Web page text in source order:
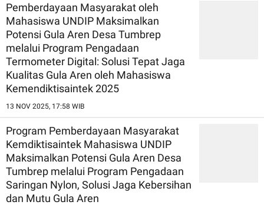
Pemberdayaan Masyarakat oleh
Mahasiswa UNDIP Maksimalkan
Potensi Gula Aren Desa Tumbrep
melalui Program Pengadaan
Termometer Digital: Solusi Tepat Jaga
Kualitas Gula Aren oleh Mahasiswa
Kemendiktisaintek 2025
13 NOV 2025, 17:58 WIB
Program Pemberdayaan Masyarakat
Kemdiktisaintek Mahasiswa UNDIP
Maksimalkan Potensi Gula Aren Desa
Tumbrep melalui Program Pengadaan
Saringan Nylon, Solusi Jaga Kebersihan
dan Mutu Gula Aren